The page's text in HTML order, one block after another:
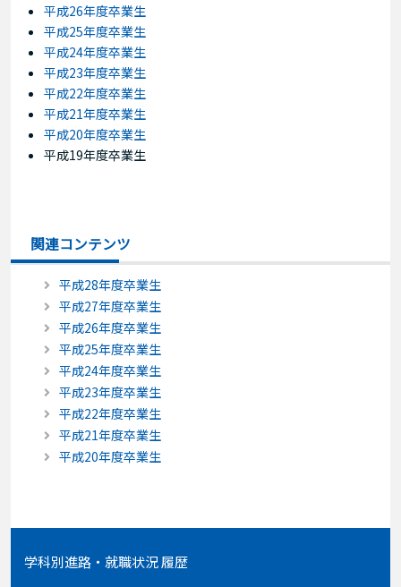
平成26年度卒業生
平成25年度卒業生
平成24年度卒業生
平成23年度卒業生
平成22年度卒業生
平成21年度卒業生
平成20年度卒業生
平成19年度卒業生
関連コンテンツ
平成28年度卒業生
平成27年度卒業生
平成26年度卒業生
平成25年度卒業生
平成24年度卒業生
平成23年度卒業生
平成22年度卒業生
平成21年度卒業生
平成20年度卒業生
学科別進路・就職状況 履歴